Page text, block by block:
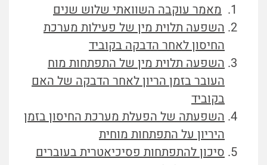
מאמר עוקבה השוואתי שלוש שנים
השפעה תלוית מין של פעילות מערכת
החיסון לאחר הדבקה בקוביד
השפעה תלוית מין של התפתחות מוח
העובר בזמן הריון לאחר הדבקה של האם
בקוביד
השפעתה של הפעלת מערכת החיסון בזמן
היריון על התפתחות מוחית
סיכון להתפתחות פסיכיאטרית בעוברים